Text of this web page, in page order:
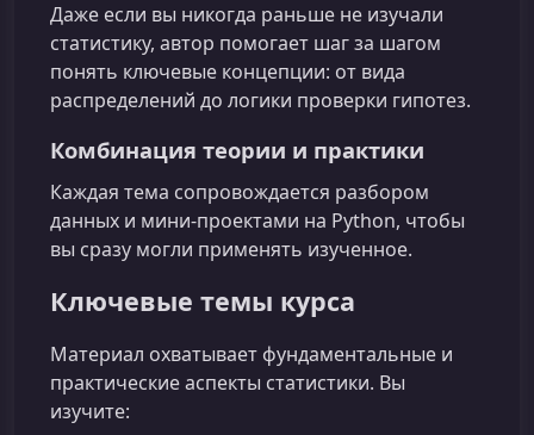
Даже если вы никогда раньше не изучали
статистику, автор помогает шаг за шагом
понять ключевые концепции: от вида
распределений до логики проверки гипотез.
Комбинация теории и практики
Каждая тема сопровождается разбором
данных и мини‑проектами на Python, чтобы
вы сразу могли применять изученное.
Ключевые темы курса
Материал охватывает фундаментальные и
практические аспекты статистики. Вы
изучите: